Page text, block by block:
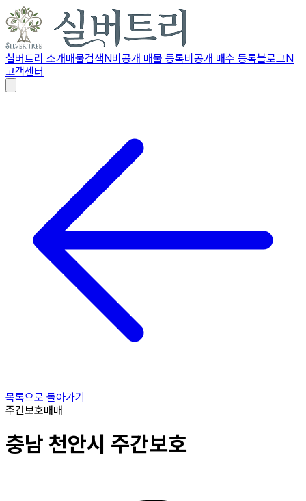
실버트리 소개매물검색N비공개 매물 등록비공개 매수 등록블로그N
고객센터
목록으로 돌아가기
주간보호매매
충남 천안시 주간보호